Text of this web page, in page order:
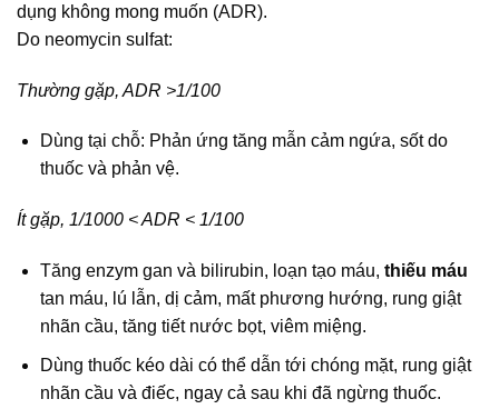
dụng không mong muốn (ADR).
Do neomycin sulfat:
Thường gặp, ADR >1/100
Dùng tại chỗ: Phản ứng tăng mẫn cảm ngứa, sốt do
thuốc và phản vệ.
Ít gặp, 1/1000 < ADR < 1/100
Tăng enzym gan và bilirubin, loạn tạo máu, thiếu máu
tan máu, lú lẫn, dị cảm, mất phương hướng, rung giật
nhãn cầu, tăng tiết nước bọt, viêm miệng.
Dùng thuốc kéo dài có thể dẫn tới chóng mặt, rung giật
nhãn cầu và điếc, ngay cả sau khi đã ngừng thuốc.